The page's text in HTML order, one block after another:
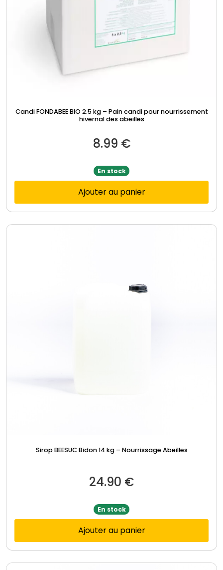
Candi FONDABEE BIO 2.5 kg – Pain candi pour nourrissement
hivernal des abeilles
8.99 €
En stock
Ajouter au panier
Sirop BEESUC Bidon 14 kg – Nourrissage Abeilles
24.90 €
En stock
Ajouter au panier